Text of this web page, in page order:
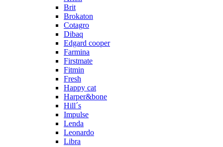
Brit
Brokaton
Cotagro
Dibaq
Edgard cooper
Farmina
Firstmate
Fitmin
Fresh
Happy cat
Harper&bone
Hill´s
Impulse
Lenda
Leonardo
Libra